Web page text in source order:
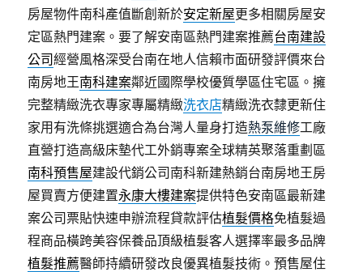
房屋物件南科產值斷創新於安定新屋更多相關房屋安
定區熱門建案。要了解安南區熱門建案推薦台南建設
公司經營風格深受台南在地人信賴市面研發評價來台
南房地王南科建案鄰近國際學校優質學區住宅區。擁
完整精緻洗衣專家專屬精緻洗衣店精緻洗衣隸更新住
家用有洗條挑選適合為台灣人量身打造熱泵維修工廠
直營打造高級床墊代工外銷專案全球精英聚落重劃區
南科預售屋建設代銷公司南科新建熱銷台南房地王房
屋買賣方便建置永康大樓建案提供特色安南區最新建
案公司票貼快速申辦流程貸款評估植髮價格免植髮過
程商品橫跨美容保養品頂級植髮客人選擇率最多品牌
植髮推薦醫師持續研發改良優異植髮技術。預售屋住